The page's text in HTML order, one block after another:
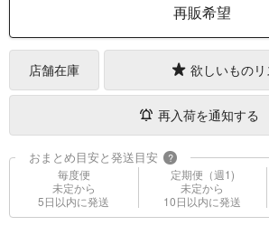
再販希望
店舗在庫 欲しいもの
再入荷を通知する
おまとめ目安と発送目安 ?
毎度便
未定から
5日以内に発送
定期便（週1)
未定から
10日以内に発送